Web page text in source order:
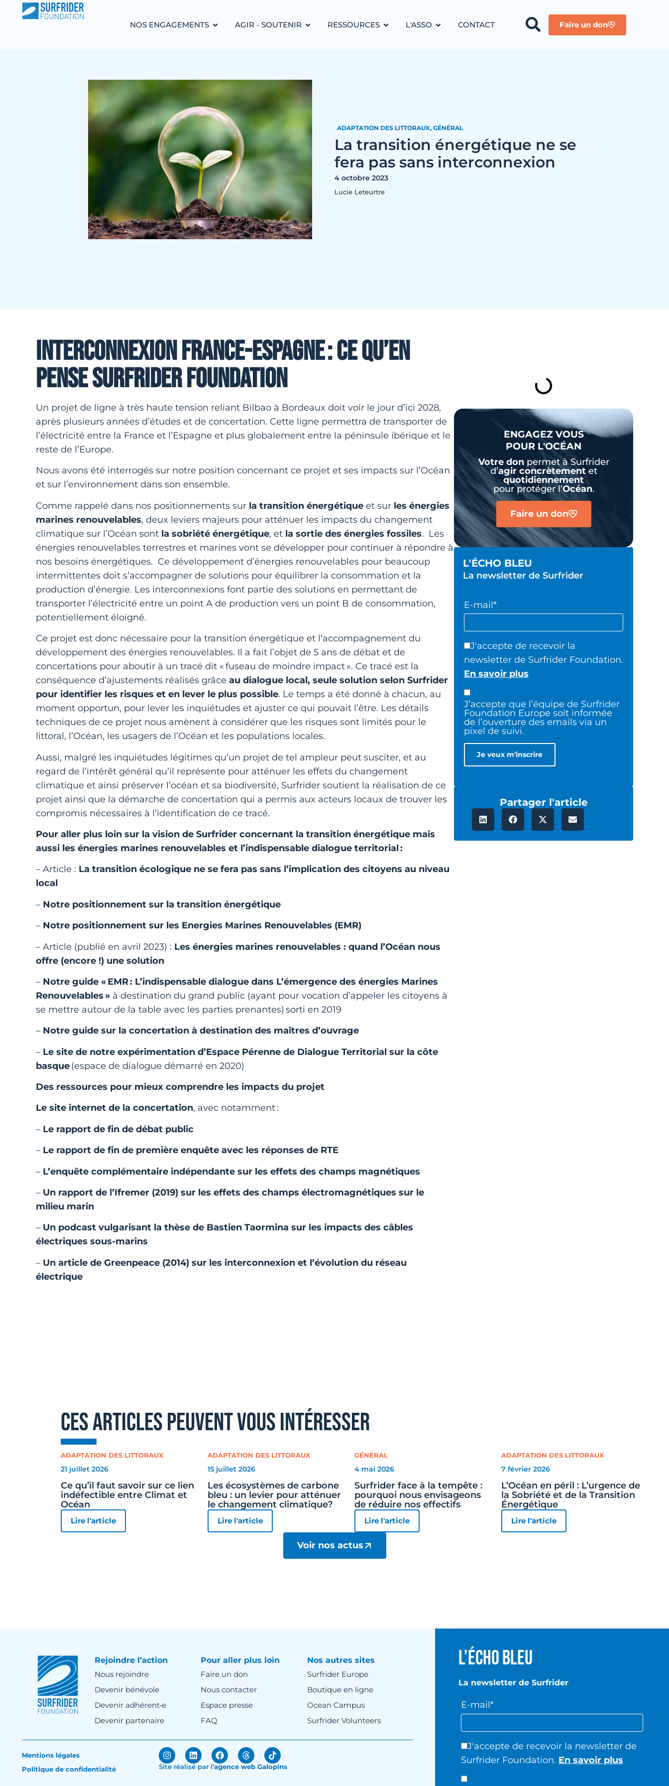
NOS ENGAGEMENTS AGIR - SOUTENIR RESSOURCES L'ASSO CONTACT Faire un don
ADAPTATION DES LITTORAUX, GÉNÉRAL
La transition énergétique ne se
fera pas sans interconnexion
4 octobre 2023
Lucie Leteurtre
INTERCONNEXION FRANCE-ESPAGNE : CE QU’EN
PENSE SURFRIDER FOUNDATION
Un projet de ligne à très haute tension reliant Bilbao à Bordeaux doit voir le jour d’ici 2028,
après plusieurs années d’études et de concertation. Cette ligne permettra de transporter de
l’électricité entre la France et l’Espagne et plus globalement entre la péninsule ibérique et le
reste de l’Europe.
Nous avons été interrogés sur notre position concernant ce projet et ses impacts sur l’Océan
et sur l’environnement dans son ensemble.
Comme rappelé dans nos positionnements sur la transition énergétique et sur les énergies
marines renouvelables, deux leviers majeurs pour atténuer les impacts du changement
climatique sur l’Océan sont la sobriété énergétique, et la sortie des énergies fossiles. Les
énergies renouvelables terrestres et marines vont se développer pour continuer à répondre à
nos besoins énergétiques. Ce développement d’énergies renouvelables pour beaucoup
intermittentes doit s’accompagner de solutions pour équilibrer la consommation et la
production d’énergie. Les interconnexions font partie des solutions en permettant de
transporter l’électricité entre un point A de production vers un point B de consommation,
potentiellement éloigné.
Ce projet est donc nécessaire pour la transition énergétique et l’accompagnement du
développement des énergies renouvelables. Il a fait l’objet de 5 ans de débat et de
concertations pour aboutir à un tracé dit « fuseau de moindre impact ». Ce tracé est la
conséquence d’ajustements réalisés grâce au dialogue local, seule solution selon Surfrider
pour identifier les risques et en lever le plus possible. Le temps a été donné à chacun, au
moment opportun, pour lever les inquiétudes et ajuster ce qui pouvait l’être. Les détails
techniques de ce projet nous amènent à considérer que les risques sont limités pour le
littoral, l’Océan, les usagers de l’Océan et les populations locales.
Aussi, malgré les inquiétudes légitimes qu’un projet de tel ampleur peut susciter, et au
regard de l’intérêt général qu’il représente pour atténuer les effets du changement
climatique et ainsi préserver l’océan et sa biodiversité, Surfrider soutient la réalisation de ce
projet ainsi que la démarche de concertation qui a permis aux acteurs locaux de trouver les
compromis nécessaires à l’identification de ce tracé.
Pour aller plus loin sur la vision de Surfrider concernant la transition énergétique mais
aussi les énergies marines renouvelables et l’indispensable dialogue territorial :
– Article : La transition écologique ne se fera pas sans l’implication des citoyens au niveau
local
– Notre positionnement sur la transition énergétique
– Notre positionnement sur les Energies Marines Renouvelables (EMR)
– Article (publié en avril 2023) : Les énergies marines renouvelables : quand l’Océan nous
offre (encore !) une solution
– Notre guide « EMR : L’indispensable dialogue dans L’émergence des énergies Marines
Renouvelables » à destination du grand public (ayant pour vocation d’appeler les citoyens à
se mettre autour de la table avec les parties prenantes) sorti en 2019
– Notre guide sur la concertation à destination des maîtres d’ouvrage
– Le site de notre expérimentation d’Espace Pérenne de Dialogue Territorial sur la côte
basque (espace de dialogue démarré en 2020)
Des ressources pour mieux comprendre les impacts du projet
Le site internet de la concertation, avec notamment :
– Le rapport de fin de débat public
– Le rapport de fin de première enquête avec les réponses de RTE
– L’enquête complémentaire indépendante sur les effets des champs magnétiques
– Un rapport de l’Ifremer (2019) sur les effets des champs électromagnétiques sur le
milieu marin
– Un podcast vulgarisant la thèse de Bastien Taormina sur les impacts des câbles
électriques sous-marins
– Un article de Greenpeace (2014) sur les interconnexion et l’évolution du réseau
électrique
ENGAGEZ VOUS
POUR L'OCÉAN
Votre donpermet à Surfrider
d’agir concrètementet
quotidiennement
pour protéger l’Océan.
Faire un don
L'ÉCHO BLEU
La newsletter de Surfrider
E-mail*
J'accepte de recevoir la
newsletter de Surfrider Foundation.
En savoir plus
J’accepte que l’équipe de Surfrider
Foundation Europe soit informée
de l’ouverture des emails via un
pixel de suivi.
Partager l'article
ces articles peuvent vous intéresser
ADAPTATION DES LITTORAUX
21 juillet 2026
Ce qu’il faut savoir sur ce lien
indéfectible entre Climat et
Océan
Lire l'article
ADAPTATION DES LITTORAUX
15 juillet 2026
Les écosystèmes de carbone
bleu : un levier pour atténuer
le changement climatique?
Lire l'article
GÉNÉRAL
4 mai 2026
Surfrider face à la tempête :
pourquoi nous envisageons
de réduire nos effectifs
Lire l'article
ADAPTATION DES LITTORAUX
7 février 2026
L’Océan en péril : L’urgence de
la Sobriété et de la Transition
Énergétique
Lire l'article
Voir nos actus
Rejoindre l’action
Nous rejoindre
Devenir bénévole
Devenir adhérent•e
Devenir partenaire
Pour aller plus loin
Faire un don
Nous contacter
Espace presse
FAQ
Nos autres sites
Surfrider Europe
Boutique en ligne
Ocean Campus
Surfrider Volunteers
Mentions légales
Politique de confidentialité
Site réalisé par l’agence web Galopins
L’écho Bleu
La newsletter de Surfrider
E-mail*
J'accepte de recevoir la newsletter de
Surfrider Foundation. En savoir plus